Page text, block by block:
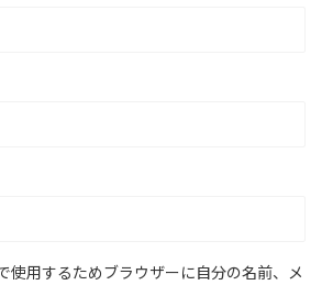
使用するためブラウザーに自分の名前、メ